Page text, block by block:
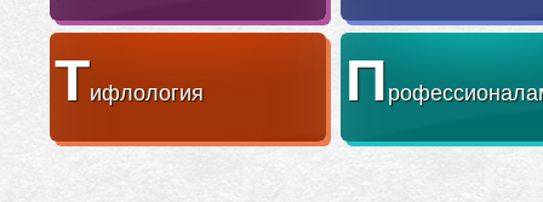
Тифлология П